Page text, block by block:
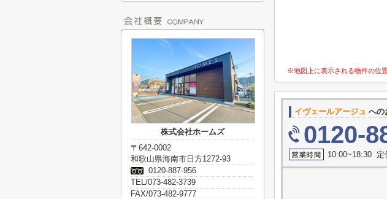
※地図上に表示される物件の位
イヴェールアージュ への
0120-
10:00~18:30 定
株式会社ホームズ
〒642-0002
和歌山県海南市日方1272-93
0120-887-956
TEL/073-482-3739
FAX/073-482-9777